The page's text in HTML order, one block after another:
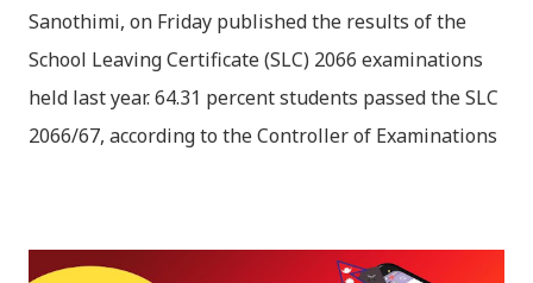
Sanothimi, on Friday published the results of the
School Leaving Certificate (SLC) 2066 examinations
held last year. 64.31 percent students passed the SLC
2066/67, according to the Controller of Examinations
Download the file and search your ‘symbol number’.